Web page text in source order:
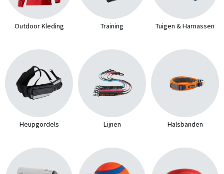
Outdoor Kleding Training Tuigen & Harnassen
Heupgordels Lijnen Halsbanden